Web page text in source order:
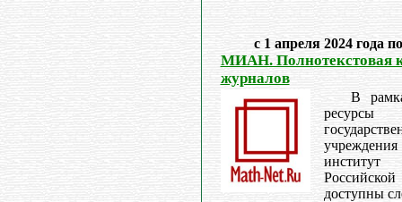
с 1 апреля 2024 года
МИАН. Полнотекстовая
журналов
В
доступны